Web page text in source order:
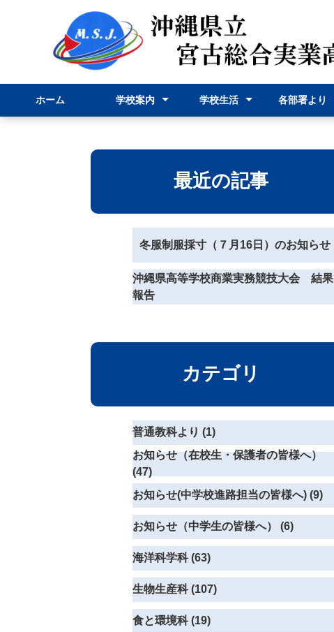
ホーム 学校案内 学校生活 各部署より
最近の記事
冬服制服採寸（７月16日）のお知らせ
沖縄県高等学校商業実務競技大会 結果
報告
カテゴリ
普通教科より (1)
お知らせ（在校生・保護者の皆様へ）
(47)
お知らせ(中学校進路担当の皆様へ) (9)
お知らせ（中学生の皆様へ） (6)
海洋科学科 (63)
生物生産科 (107)
食と環境科 (19)